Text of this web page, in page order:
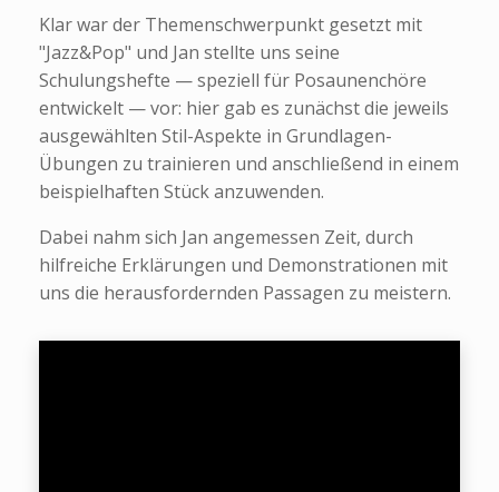
Klar war der Themenschwerpunkt gesetzt mit
"Jazz&Pop" und Jan stellte uns seine
Schulungshefte — speziell für Posaunenchöre
entwickelt — vor: hier gab es zunächst die jeweils
ausgewählten Stil-Aspekte in Grundlagen-
Übungen zu trainieren und anschließend in einem
beispielhaften Stück anzuwenden.
Dabei nahm sich Jan angemessen Zeit, durch
hilfreiche Erklärungen und Demonstrationen mit
uns die herausfordernden Passagen zu meistern.